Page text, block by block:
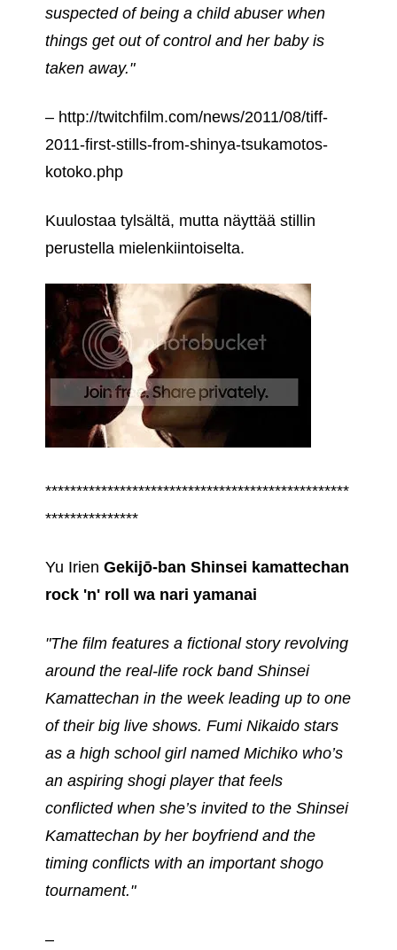
suspected of being a child abuser when
things get out of control and her baby is
taken away."
– http://twitchfilm.com/news/2011/08/tiff-
2011-first-stills-from-shinya-tsukamotos-
kotoko.php
Kuulostaa tylsältä, mutta näyttää stillin
perustella mielenkiintoiselta.
*************************************************
***************
Yu Irien Gekijō-ban Shinsei kamattechan
rock 'n' roll wa nari yamanai
"The film features a fictional story revolving
around the real-life rock band Shinsei
Kamattechan in the week leading up to one
of their big live shows. Fumi Nikaido stars
as a high school girl named Michiko who’s
an aspiring shogi player that feels
conflicted when she’s invited to the Shinsei
Kamattechan by her boyfriend and the
timing conflicts with an important shogo
tournament."
–